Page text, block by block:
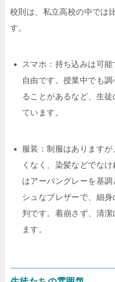
校則は、私立高校の中では
す。
スマホ：持ち込みは可
自由です。授業中でも
ることがあるなど、生
ています。
服装：制服はあります
くなく、染髪などでな
はアーバングレーを基
シュなブレザーで、細
判です。着崩さず、清
ます。